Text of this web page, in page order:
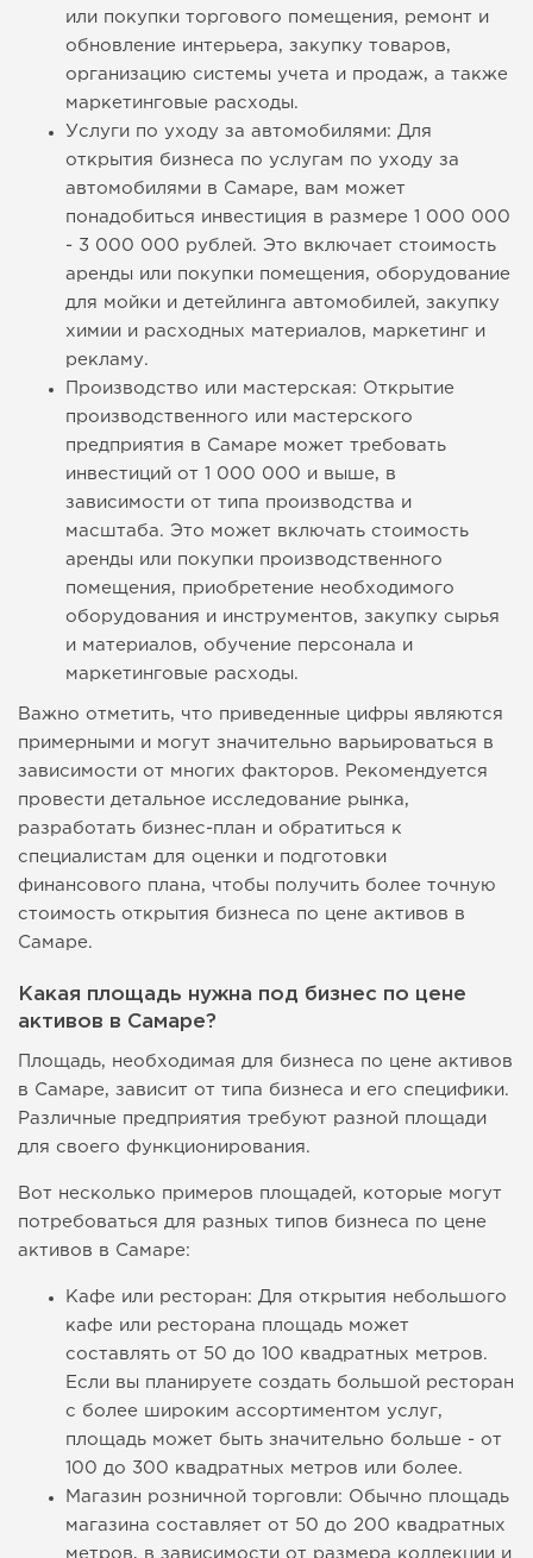
или покупки торгового помещения, ремонт и
обновление интерьера, закупку товаров,
организацию системы учета и продаж, а также
маркетинговые расходы.
Услуги по уходу за автомобилями: Для
открытия бизнеса по услугам по уходу за
автомобилями в Самаре, вам может
понадобиться инвестиция в размере 1 000 000
- 3 000 000 рублей. Это включает стоимость
аренды или покупки помещения, оборудование
для мойки и детейлинга автомобилей, закупку
химии и расходных материалов, маркетинг и
рекламу.
Производство или мастерская: Открытие
производственного или мастерского
предприятия в Самаре может требовать
инвестиций от 1 000 000 и выше, в
зависимости от типа производства и
масштаба. Это может включать стоимость
аренды или покупки производственного
помещения, приобретение необходимого
оборудования и инструментов, закупку сырья
и материалов, обучение персонала и
маркетинговые расходы.
Важно отметить, что приведенные цифры являются
примерными и могут значительно варьироваться в
зависимости от многих факторов. Рекомендуется
провести детальное исследование рынка,
разработать бизнес-план и обратиться к
специалистам для оценки и подготовки
финансового плана, чтобы получить более точную
стоимость открытия бизнеса по цене активов в
Самаре.
Какая площадь нужна под бизнес по цене
активов в Самаре?
Площадь, необходимая для бизнеса по цене активов
в Самаре, зависит от типа бизнеса и его специфики.
Различные предприятия требуют разной площади
для своего функционирования.
Вот несколько примеров площадей, которые могут
потребоваться для разных типов бизнеса по цене
активов в Самаре:
Кафе или ресторан: Для открытия небольшого
кафе или ресторана площадь может
составлять от 50 до 100 квадратных метров.
Если вы планируете создать большой ресторан
с более широким ассортиментом услуг,
площадь может быть значительно больше - от
100 до 300 квадратных метров или более.
Магазин розничной торговли: Обычно площадь
магазина составляет от 50 до 200 квадратных
метров, в зависимости от размера коллекции и